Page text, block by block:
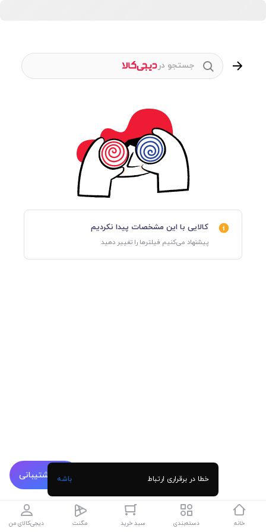
پشتیبانی
جستجو در
کالایی با این مشخصات پیدا نکردیم
پیشنهاد می‌کنیم فیلترها را تغییر دهید
خانه دسته‌بندی سبد خرید مگنت دیجی‌کالای من
خطا در برقراری ارتباط باشه